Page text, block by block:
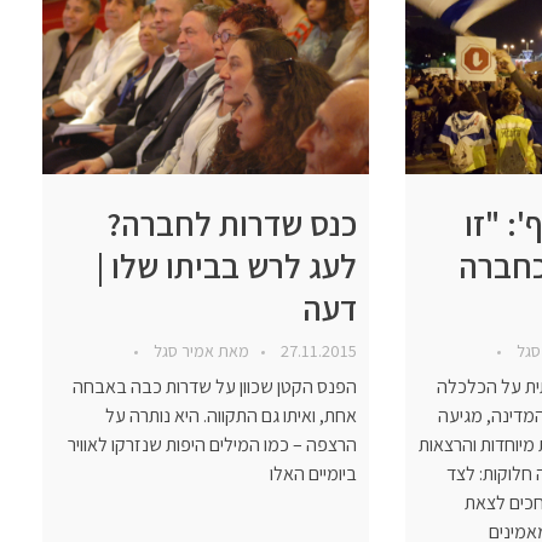
"זו
על הכלכלה
מגיעה
והרצאות
חלוקות: לצד
לצאת
כנס שדרות לחברה?
לעג לרש בביתו שלו |
דעה
27.11.2015 מאת אמיר סגל
הפנס הקטן שכוון על שדרות כבה באבחה
אחת, ואיתו גם התקווה. היא נותרה על
הרצפה – כמו המילים היפות שנזרקו לאוויר
ביומיים האלו